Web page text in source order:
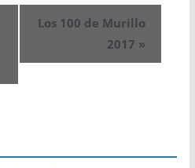
Los 100 de Murillo
2017 »